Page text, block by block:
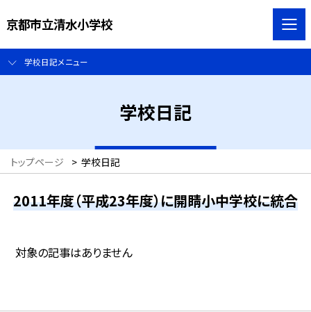
京都市立清水小学校
学校日記メニュー
学校日記
トップページ > 学校日記
2011年度（平成23年度）に開睛小中学校に統合
対象の記事はありません